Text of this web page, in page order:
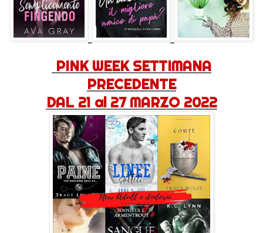
PINK WEEK SETTIMANA
PRECEDENTE
DAL 21 al 27 MARZO 2022